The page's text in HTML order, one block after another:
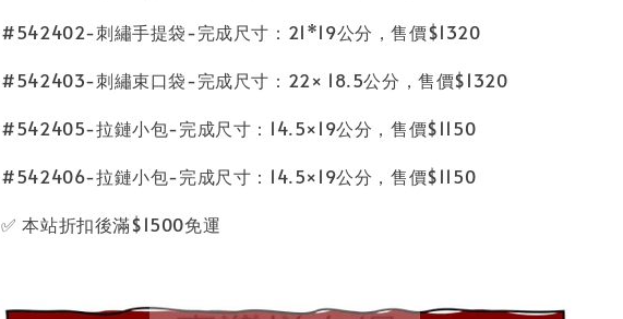
#542402-刺繡手提袋-完成尺寸：21*19公分，售價$1320
#542403-刺繡束口袋-完成尺寸：22× 18.5公分，售價$1320
#542405-拉鏈小包-完成尺寸：14.5×19公分，售價$1150
#542406-拉鏈小包-完成尺寸：14.5×19公分，售價$1150
✅️ 本站折扣後滿$1500免運